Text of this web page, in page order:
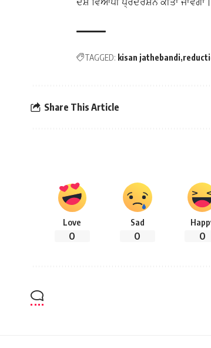
TAGGED: kisan jathebandi
Share This Article
Love
0
Sad
0 0